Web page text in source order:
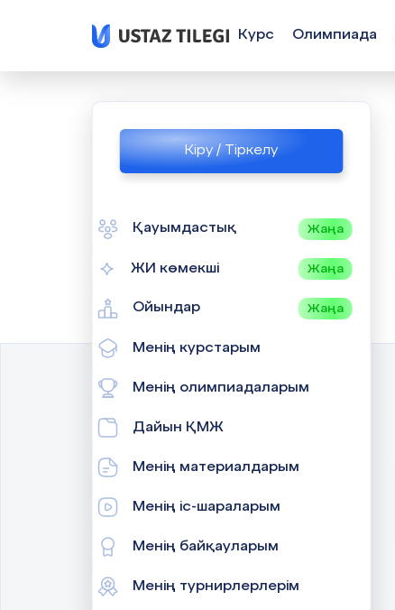
Кіру / Тіркелу
Қауымдастық Жаңа
ЖИ көмекші Жаңа
Ойындар Жаңа
Менің курстарым
Менің олимпиадаларым
Дайын ҚМЖ
Менің материалдарым
Менің іс-шараларым
Менің байқауларым
Менің турнирлерлерім
Курс Олимпиада